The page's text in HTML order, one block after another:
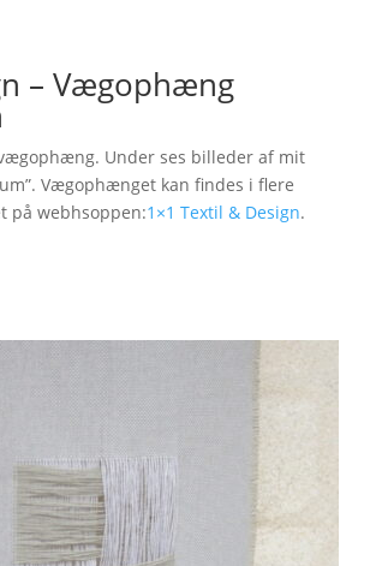
– Vægophæng
Under ses billeder af mit
Vægophænget kan findes i flere
på webhsoppen:1×1 Textil & Design.